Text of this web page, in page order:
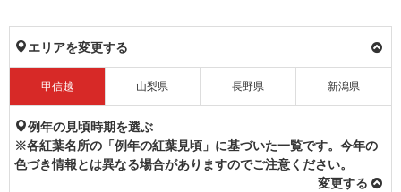
エリアを変更する
甲信越 山梨県 長野県 新潟県
例年の見頃時期を選ぶ
※各紅葉名所の「例年の紅葉見頃」に基づいた一覧です。今年の
色づき情報とは異なる場合がありますのでご注意ください。
変更する